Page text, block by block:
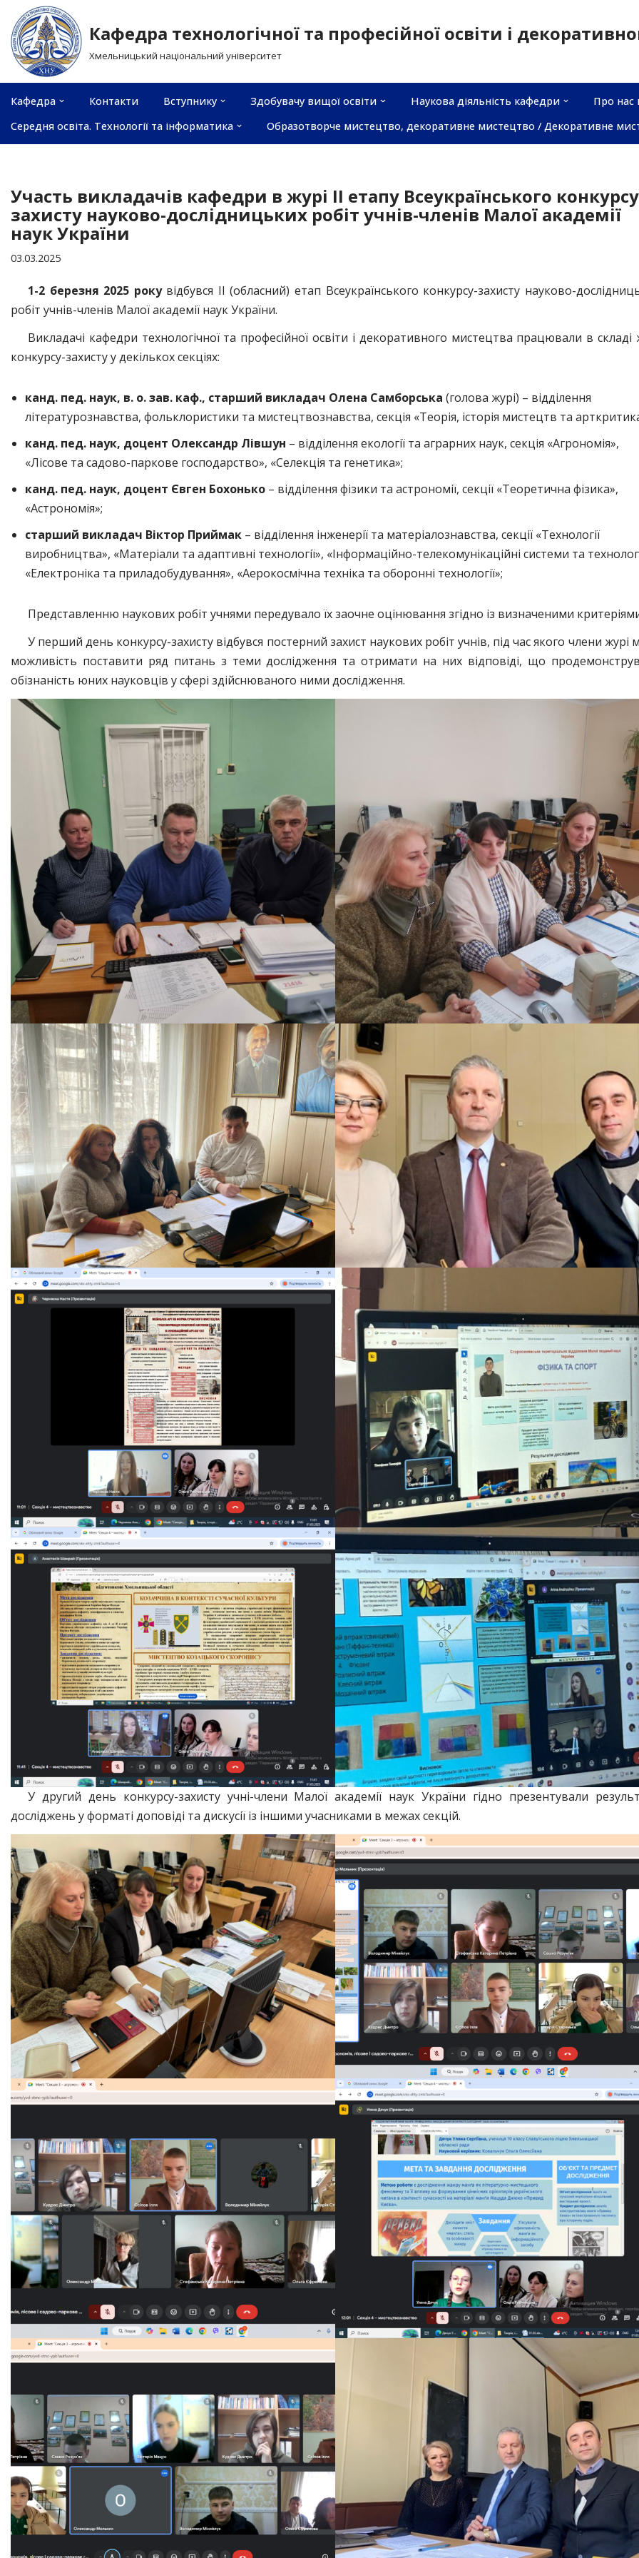
Перейти
до
вмісту
Кафедра технологічної та професійної освіти і
Хмельницький національний університет
Кафедра Контакти Вступнику Здобувачу вищої освіти Наукова діяльність кафедри
Про нас
Середня освіта. Технології та інформатика
Образотворче мистецтво, декоративне мистецтво / Декоративне
Участь викладачів кафедри в журі ІІ етапу Всеукраїнського
захисту науково-дослідницьких робіт учнів-членів Малої академії
наук України
03.03.2025
1-2 березня 2025 рокувідбувся ІІ (обласний) етап Всеукраїнського конкурсу-захисту науково-
робіт учнів-членів Малої академії наук України.
Викладачі кафедри технологічної та професійної освіти і декоративного мистецтва працювали в складі
конкурсу-захисту у декількох секціях:
канд. пед. наук, в. о. зав. каф., старший викладач Олена Самборська (голова журі) – відділення
літературознавства, фольклористики та мистецтвознавства, секція «Теорія, історія мистецтв та
канд. пед. наук, доцент Олександр Лівшун – відділення екології та аграрних наук, секція «Агрономія»,
«Лісове та садово-паркове господарство», «Селекція та генетика»;
канд. пед. наук, доцент Євген Бохонько – відділення фізики та астрономії, секції «Теоретична фізика»,
«Астрономія»;
старший викладач Віктор Приймак – відділення інженерії та матеріалознавства, секції «Технології
виробництва», «Матеріали та адаптивні технології», «Інформаційно-телекомунікаційні системи та
«Електроніка та приладобудування», «Аерокосмічна техніка та оборонні технології»;
Представленню наукових робіт учнями передувало їх заочне оцінювання згідно із визначеними
У перший день конкурсу-захисту відбувся постерний захист наукових робіт учнів, під час якого члени журі
можливість поставити ряд питань з теми дослідження та отримати на них відповіді, що
обізнаність юних науковців у сфері здійснюваного ними дослідження.
У другий день конкурсу-захисту учні-члени Малої академії наук України гідно презентували
досліджень у форматі доповіді та дискусії із іншими учасниками в межах секцій.